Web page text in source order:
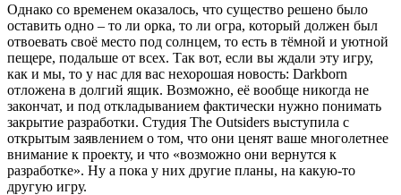
Однако со временем оказалось, что существо решено было
оставить одно – то ли орка, то ли огра, который должен был
отвоевать своё место под солнцем, то есть в тёмной и уютной
пещере, подальше от всех. Так вот, если вы ждали эту игру,
как и мы, то у нас для вас нехорошая новость: Darkborn
отложена в долгий ящик. Возможно, её вообще никогда не
закончат, и под откладыванием фактически нужно понимать
закрытие разработки. Студия The Outsiders выступила с
открытым заявлением о том, что они ценят ваше многолетнее
внимание к проекту, и что «возможно они вернутся к
разработке». Ну а пока у них другие планы, на какую-то
другую игру.